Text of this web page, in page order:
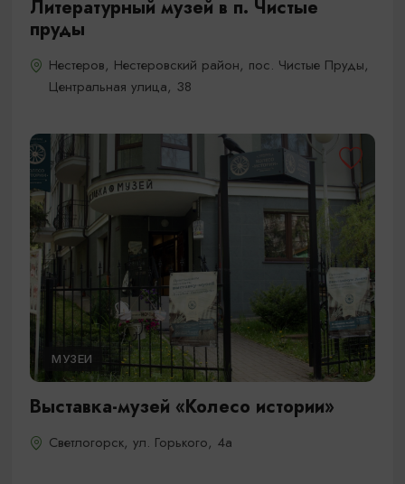
Литературный музей в п. Чистые
пруды
Нестеров, Нестеровский район, пос. Чистые Пруды,
Центральная улица, 38
МУЗЕИ
Выставка-музей «Колесо истории»
Светлогорск, ул. Горького, 4а